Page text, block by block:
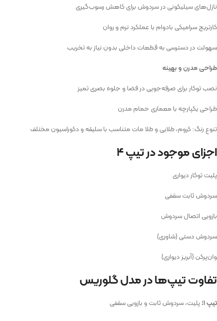
نازل‌های سیلیکونی در سردوش برای کاهش رسوب‌گیری
کارتریج سرامیکی بادوام با عملکرد نرم و روان
سهولت در دسترسی به قطعات داخلی بدون نیاز به تخریب
طراحی مدرن و بهینه
نصب توکار برای صرفه‌جویی در فضا و جلوه بصری تمیز
طراحی یکپارچه با معماری حمام مدرن
تنوع رنگ: کروم، طلایی و طلا مات متناسب با سلیقه و دکوراسیون مختلف
اجزای موجود در تیپ ۴
پلیت توکار دیواری
سردوش ثابت سقفی
بازویی اتصال سردوش
سردوش دستی (شاوری)
وان‌پرکن (آبریز دیواری)
تفاوت تیپ‌ها در مدل گلوریس
تیپ ۱: پلیت، سردوش ثابت و بازویی سقفی